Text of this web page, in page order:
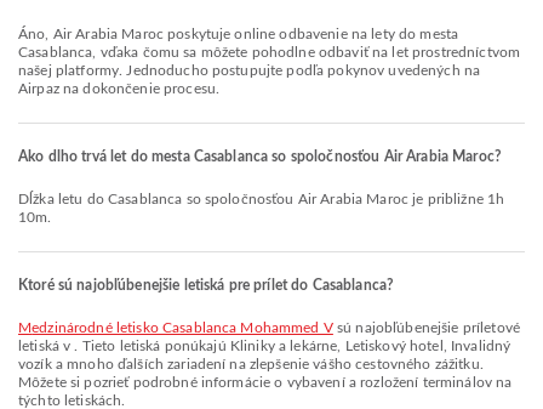
Áno, Air Arabia Maroc poskytuje online odbavenie na lety do mesta
Casablanca, vďaka čomu sa môžete pohodlne odbaviť na let prostredníctvom
našej platformy. Jednoducho postupujte podľa pokynov uvedených na
Airpaz na dokončenie procesu.
Ako dlho trvá let do mesta Casablanca so spoločnosťou Air Arabia Maroc?
Dĺžka letu do Casablanca so spoločnosťou Air Arabia Maroc je približne 1h
10m.
Ktoré sú najobľúbenejšie letiská pre prílet do Casablanca?
Medzinárodné letisko Casablanca Mohammed Vsú najobľúbenejšie príletové
letiská v . Tieto letiská ponúkajú Kliniky a lekárne, Letiskový hotel, Invalidný
vozík a mnoho ďalších zariadení na zlepšenie vášho cestovného zážitku.
Môžete si pozrieť podrobné informácie o vybavení a rozložení terminálov na
týchto letiskách.